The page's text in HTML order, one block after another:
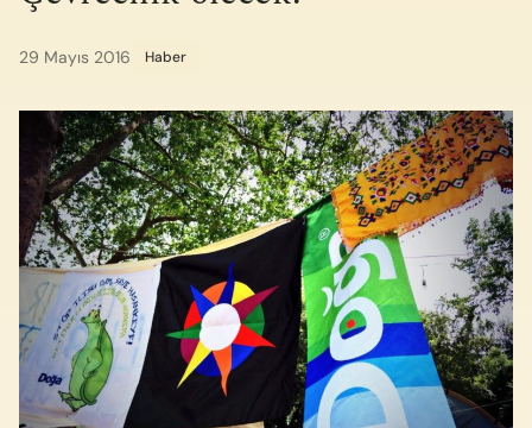
29 Mayıs 2016 Haber